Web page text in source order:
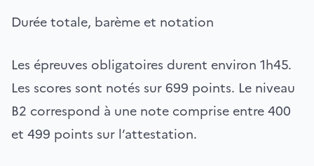
Durée totale, barème et notation
Les épreuves obligatoires durent environ 1h45.
Les scores sont notés sur 699 points. Le niveau
B2 correspond à une note comprise entre 400
et 499 points sur l’attestation.